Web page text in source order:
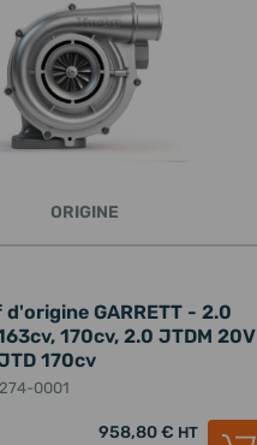
ORIGINE
GARRETT - 2.0
170cv, 2.0 JTDM 20V
170cv
0001
958,80 € HT